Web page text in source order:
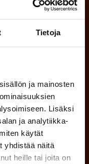
Tietoja
ja mainosten
Lisäksi
ja analytiikka-
käytät
yhdistää näitä
heille tai joita on
k
o
l
l
i
ja käsittelyn
*